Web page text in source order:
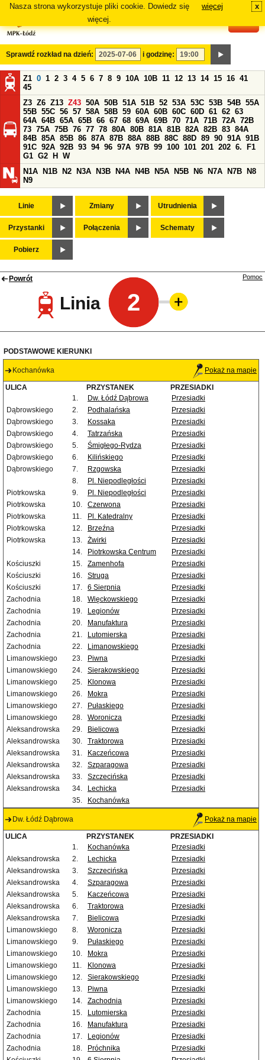
Nasza strona wykorzystuje pliki cookie. Dowiedz się
więcej.
więcej x
Sprawdź rozkład na dzień: i godzinę:
Z1 0 1 2 3 4 5 6 7 8 9 10A 10B 11 12 13 14 15 16 41
45
Z3 Z6 Z13 Z43 50A 50B 51A 51B 52 53A 53C 53B 54B 55A
55B 55C 56 57 58A 58B 59 60A 60B 60C 60D 61 62 63
64A 64B 65A 65B 66 67 68 69A 69B 70 71A 71B 72A 72B
73 75A 75B 76 77 78 80A 80B 81A 81B 82A 82B 83 84A
84B 85A 85B 86 87A 87B 88A 88B 88C 88D 89 90 91A 91B
91C 92A 92B 93 94 96 97A 97B 99 100 101 201 202 6.
F1
G1 G2 H
W
N1A
N1B N2 N3A N3B N4A N4B N5A N5B N6 N7A N7B
N8
N9
Linie Zmiany Utrudnienia
Przystanki Połączenia Schematy
Pobierz
Powrót
Linia 2
Pomoc
PODSTAWOWE KIERUNKI
Kochanówka Pokaż na mapie
ULICA PRZYSTANEK
PRZESIADKI
1.
Dw. Łódź Dąbrowa
Przesiadki
Dąbrowskiego
2. Podhalańska
Przesiadki
Dąbrowskiego
3. Kossaka
Przesiadki
Dąbrowskiego
4. Tatrzańska
Przesiadki
Dąbrowskiego
5. Śmigłego-Rydza
Przesiadki
Dąbrowskiego
6. Kilińskiego
Przesiadki
Dąbrowskiego
7. Rzgowska
Przesiadki
8.
Pl. Niepodległości
Przesiadki
Piotrkowska
9. Pl. Niepodległości
Przesiadki
Piotrkowska
10. Czerwona
Przesiadki
Piotrkowska
11. Pl. Katedralny
Przesiadki
Piotrkowska
12. Brzeźna
Przesiadki
Piotrkowska
13. Żwirki
Przesiadki
14.
Piotrkowska Centrum
Przesiadki
Kościuszki
15. Zamenhofa
Przesiadki
Kościuszki
16. Struga
Przesiadki
Kościuszki
17. 6 Sierpnia
Przesiadki
Zachodnia
18. Więckowskiego
Przesiadki
Zachodnia
19. Legionów
Przesiadki
Zachodnia
20. Manufaktura
Przesiadki
Zachodnia
21. Lutomierska
Przesiadki
Zachodnia
22. Limanowskiego
Przesiadki
Limanowskiego
23. Piwna
Przesiadki
Limanowskiego
24. Sierakowskiego
Przesiadki
Limanowskiego
25. Klonowa
Przesiadki
Limanowskiego
26. Mokra
Przesiadki
Limanowskiego
27. Pułaskiego
Przesiadki
Limanowskiego
28. Woronicza
Przesiadki
Aleksandrowska
29. Bielicowa
Przesiadki
Aleksandrowska
30. Traktorowa
Przesiadki
Aleksandrowska
31. Kaczeńcowa
Przesiadki
Aleksandrowska
32. Szparagowa
Przesiadki
Aleksandrowska
33. Szczecińska
Przesiadki
Aleksandrowska
34. Lechicka
Przesiadki
35.
Kochanówka
Dw. Łódź Dąbrowa Pokaż na mapie
ULICA PRZYSTANEK
PRZESIADKI
1.
Kochanówka
Przesiadki
Aleksandrowska
2. Lechicka
Przesiadki
Aleksandrowska
3. Szczecińska
Przesiadki
Aleksandrowska
4. Szparagowa
Przesiadki
Aleksandrowska
5. Kaczeńcowa
Przesiadki
Aleksandrowska
6. Traktorowa
Przesiadki
Aleksandrowska
7. Bielicowa
Przesiadki
Limanowskiego
8. Woronicza
Przesiadki
Limanowskiego
9. Pułaskiego
Przesiadki
Limanowskiego
10. Mokra
Przesiadki
Limanowskiego
11. Klonowa
Przesiadki
Limanowskiego
12. Sierakowskiego
Przesiadki
Limanowskiego
13. Piwna
Przesiadki
Limanowskiego
14. Zachodnia
Przesiadki
Zachodnia
15. Lutomierska
Przesiadki
Zachodnia
16. Manufaktura
Przesiadki
Zachodnia
17. Legionów
Przesiadki
Zachodnia
18. Próchnika
Przesiadki